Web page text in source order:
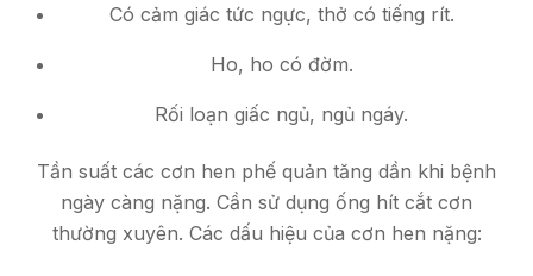
Có cảm giác tức ngực, thở có tiếng rít.
Ho, ho có đờm.
Rối loạn giấc ngủ, ngủ ngáy.
Tần suất các cơn hen phế quản tăng dần khi bệnh
ngày càng nặng. Cần sử dụng ống hít cắt cơn
thường xuyên. Các dấu hiệu của cơn hen nặng: